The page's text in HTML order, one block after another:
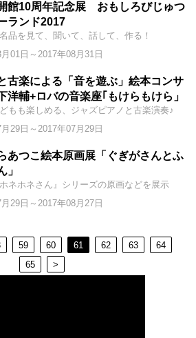
館10周年記念展 おもしろびじゅつ
ランド2017
品を見て、聞いて、話して、作る！
01日～2017年08月31日
古楽による「音を遊ぶ」絵本コンサ
洋輔+ロバの音楽座｢もけらもけら」
もも楽しめる、ジャズピアノと古楽演奏♪
29日～2017年07月29日
あつこ絵本原画展「ぐぎがさんとふ
」
ネホネさん』シリーズの原画などを展示
29日～2017年08月27日
59 60 61 62 63
64
65
>